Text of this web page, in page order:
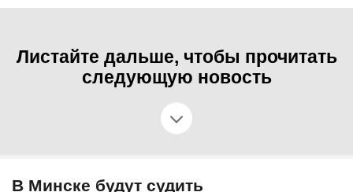
Листайте дальше, чтобы прочитать
следующую новость